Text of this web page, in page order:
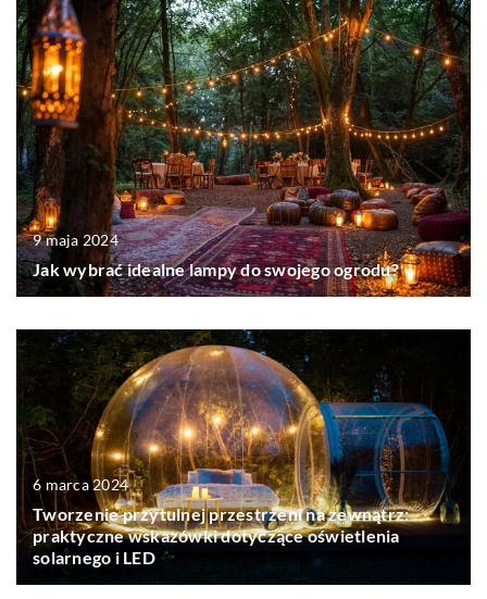
9 maja 2024
Jak wybrać idealne lampy do swojego ogrodu?
6 marca 2024
Tworzenie przytulnej przestrzeni na zewnątrz:
praktyczne wskazówki dotyczące oświetlenia
solarnego i LED